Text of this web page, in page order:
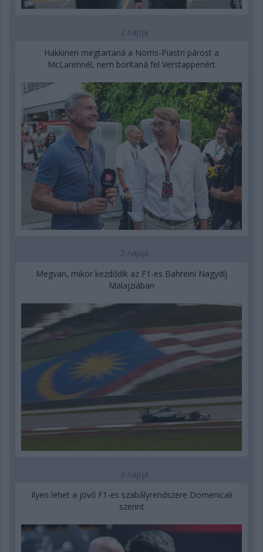
2 napja
Hakkinen megtartaná a Norris-Piastri párost a
McLarennél, nem borítaná fel Verstappenért
2 napja
Megvan, mikor kezdődik az F1-es Bahreini Nagydíj
Malajziában
3 napja
Ilyen lehet a jövő F1-es szabályrendszere Domenicali
szerint